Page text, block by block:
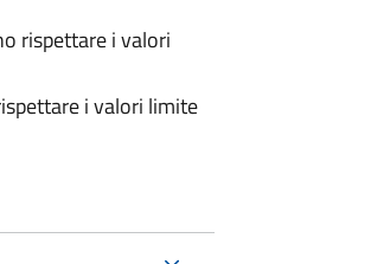
rispettare i valori
i valori limite